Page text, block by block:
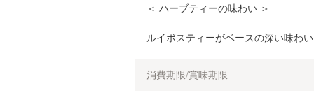
＜ ハーブティーの味わい ＞
ルイボスティーがベースの深い味わい
消費期限/賞味期限